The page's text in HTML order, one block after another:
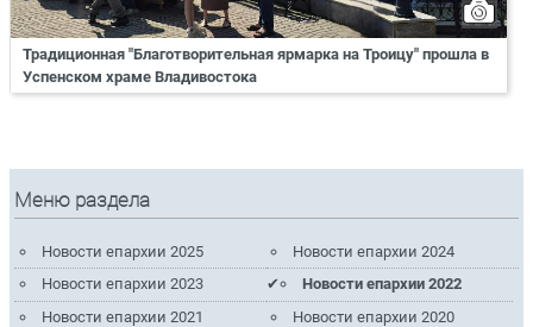
Традиционная "Благотворительная ярмарка на Троицу" прошла в
Успенском храме Владивостока
Меню раздела
Новости епархии 2025
Новости епархии 2024
Новости епархии 2023
Новости епархии 2022
Новости епархии 2021
Новости епархии 2020